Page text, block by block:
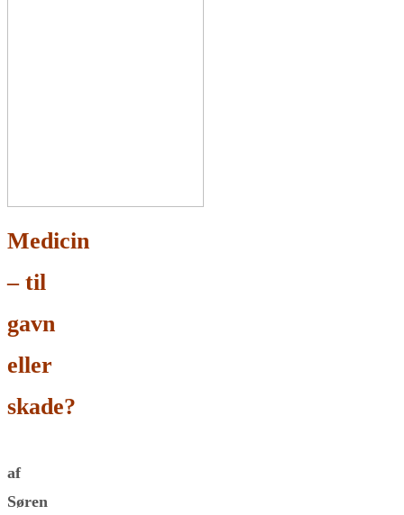
Medicin
– til
gavn
eller
skade?
af
Søren